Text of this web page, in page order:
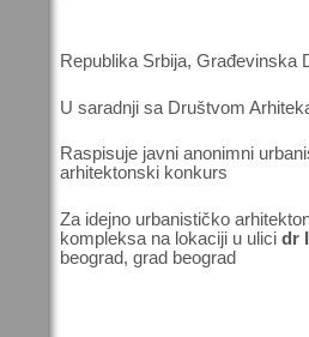
Republika Srbija, Građevinska
U saradnji sa Društvom
Raspisuje javni anonimni
arhitektonski konkurs
Za idejno urbanističko
kompleksa na lokaciji u ulici dr
beograd, grad beograd